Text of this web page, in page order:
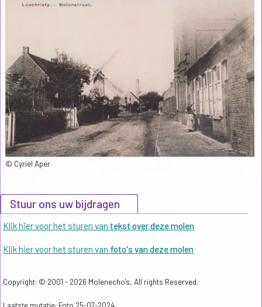
© Cyriel Aper
Stuur ons uw bijdragen
Klik hier voor het sturen van tekst over deze molen
Klik hier voor het sturen van foto's van deze molen
Copyright: © 2001 - 2026 Molenecho's, All rights Reserved.
Laatste mutatie: Foto 25-07-2024